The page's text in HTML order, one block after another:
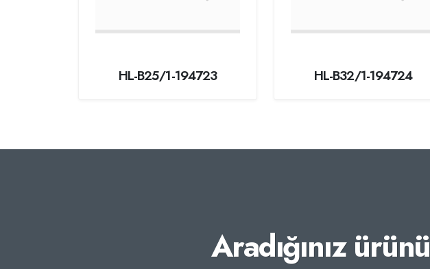
HL-B25/1-194723 HL-B32/1-194724
Aradığınız ürünü